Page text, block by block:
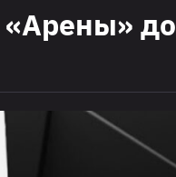
«Арены» до